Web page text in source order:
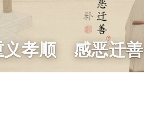
义孝顺 感恶迁善